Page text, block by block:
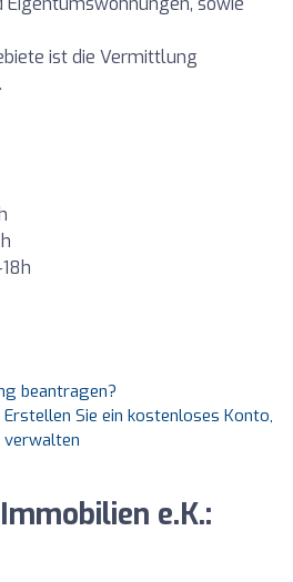
ist die Vermittlung
beantragen?
Sie ein kostenloses Konto,
verwalten
e.K.: